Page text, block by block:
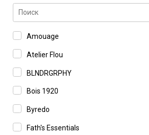
Amouage
Atelier Flou
BLNDRGRPHY
Bois 1920
Byredo
Fath's Essentials